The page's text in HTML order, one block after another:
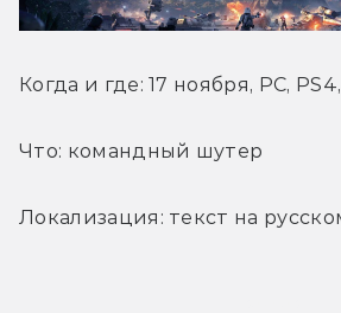
Когда и где: 17 ноября, PC,
Что: командный шутер
Локализация: текст на